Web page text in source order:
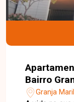
Bairro
Granja